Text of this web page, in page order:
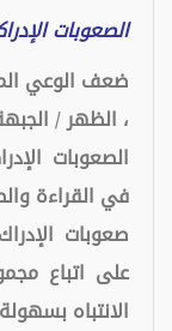
الصعوبات
ضعف الوعي
، الظهر /
الصعوبات
في القراءة
صعوبات
على اتباع
الانتباه